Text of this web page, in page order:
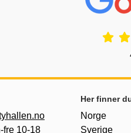
fre 10-18
Her finner
Norge
Sverige